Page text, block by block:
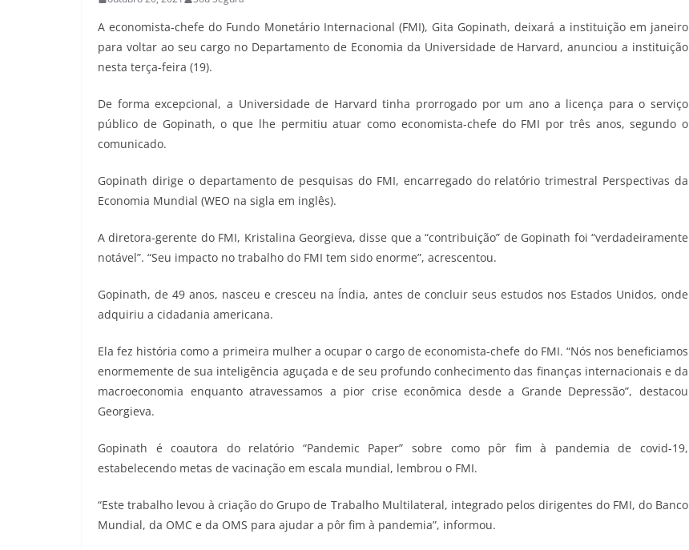
A economista-chefe do Fundo Monetário Internacional (FMI), Gita Gopinath, deixará a instituição em janeiro
para voltar ao seu cargo no Departamento de Economia da Universidade de Harvard, anunciou a instituição
nesta terça-feira (19).
De forma excepcional, a Universidade de Harvard tinha prorrogado por um ano a licença para o serviço
público de Gopinath, o que lhe permitiu atuar como economista-chefe do FMI por três anos, segundo o
comunicado.
Gopinath dirige o departamento de pesquisas do FMI, encarregado do relatório trimestral Perspectivas da
Economia Mundial (WEO na sigla em inglês).
A diretora-gerente do FMI, Kristalina Georgieva, disse que a “contribuição” de Gopinath foi “verdadeiramente
notável”. “Seu impacto no trabalho do FMI tem sido enorme”, acrescentou.
Gopinath, de 49 anos, nasceu e cresceu na Índia, antes de concluir seus estudos nos Estados Unidos, onde
adquiriu a cidadania americana.
Ela fez história como a primeira mulher a ocupar o cargo de economista-chefe do FMI. “Nós nos beneficiamos
enormemente de sua inteligência aguçada e de seu profundo conhecimento das finanças internacionais e da
macroeconomia enquanto atravessamos a pior crise econômica desde a Grande Depressão”, destacou
Georgieva.
Gopinath é coautora do relatório “Pandemic Paper” sobre como pôr fim à pandemia de covid-19,
estabelecendo metas de vacinação em escala mundial, lembrou o FMI.
“Este trabalho levou à criação do Grupo de Trabalho Multilateral, integrado pelos dirigentes do FMI, do Banco
Mundial, da OMC e da OMS para ajudar a pôr fim à pandemia”, informou.